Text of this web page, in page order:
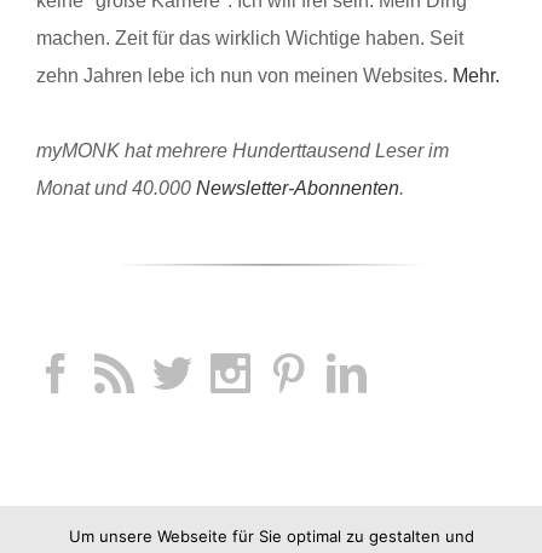
machen. Zeit für das wirklich Wichtige haben. Seit
zehn Jahren lebe ich nun von meinen Websites. Mehr.
myMONK hat mehrere Hunderttausend Leser im
Monat und 40.000 Newsletter-Abonnenten.
Um unsere Webseite für Sie optimal zu gestalten und